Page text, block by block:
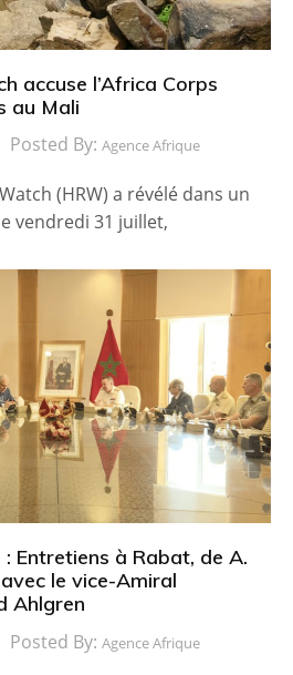
accuse l’Africa Corps
au Mali
Posted By: Agence Afrique
(HRW) a révélé dans un
vendredi 31 juillet,
Entretiens à Rabat, de A.
le vice-Amiral
Ahlgren
Posted By: Agence Afrique